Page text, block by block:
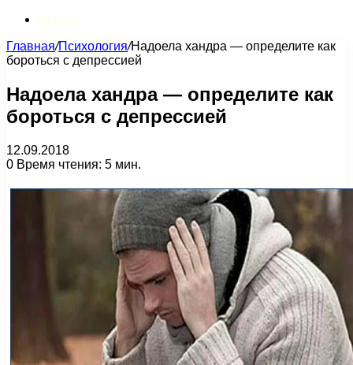
Главная/Психология/Надоела хандра — определите как
бороться с депрессией
Надоела хандра — определите как
бороться с депрессией
12.09.2018
0 Время чтения: 5 мин.